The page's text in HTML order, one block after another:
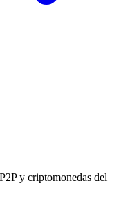
y criptomonedas del